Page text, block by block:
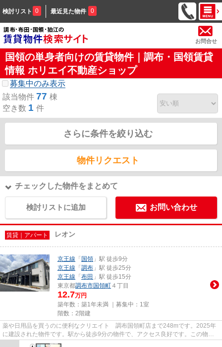
検討リスト 0 最近見た物件 0
お問合せ
国領の単身者向けの賃貸物件｜調布・国領賃貸
情報 ホリエイ不動産ショップ
募集中のみ表示
該当物件 77 棟
空き数 1 件
さらに条件を絞り込む
物件リクエスト
チェックした物件をまとめて
検討リストに追加 お問い合わせ
賃貸｜アパート レオン
京王線 「 国領 」駅 徒歩9分
京王線 「 調布 」駅 徒歩25分
京王線 「 布田 」駅 徒歩15分
東京都調布市国領町 ４丁目
12.7万円
築年数：築1年未満 ｜募集中： 1室
階数：2階建
薬や日用品を買うのに便利なクリエイト 調布国領町店まで248mです。2025年
に建設された物件です。駅から徒歩9分の物件で、アクセス良好です。この物件
は月12.7万円と、グレードの高い...